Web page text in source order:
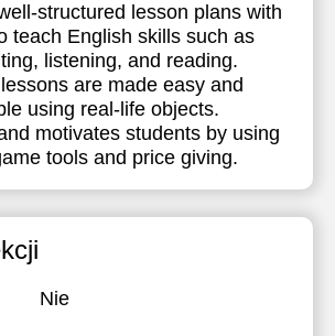
structured lesson plans with
teach English skills such as
listening, and reading.
are made easy and
using real-life objects.
motivates students by using
tools and price giving.
Nie